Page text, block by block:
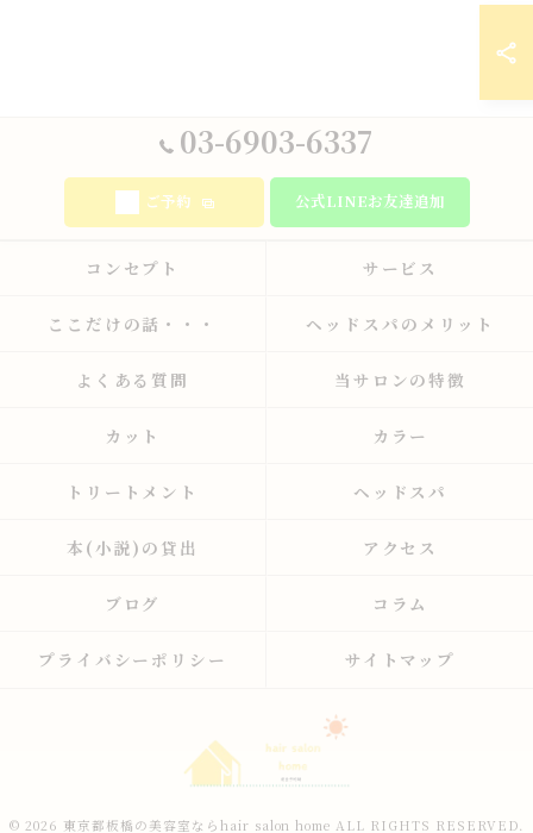
03-6903-6337
ご予約 公式LINEお友達追加
コンセプト サービス
ここだけの話・・・ ヘッドスパのメリット
よくある質問 当サロンの特徴
カット カラー
トリートメント ヘッドスパ
本(小説)の貸出 アクセス
ブログ コラム
プライバシーポリシー サイトマップ
© 2026 東京都板橋の美容室ならhair salon home ALL RIGHTS RESERVED.